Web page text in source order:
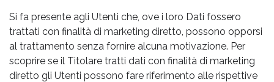
Si fa presente agli Utenti che, ove i loro Dati fossero
trattati con finalità di marketing diretto, possono opporsi
al trattamento senza fornire alcuna motivazione. Per
scoprire se il Titolare tratti dati con finalità di marketing
diretto gli Utenti possono fare riferimento alle rispettive